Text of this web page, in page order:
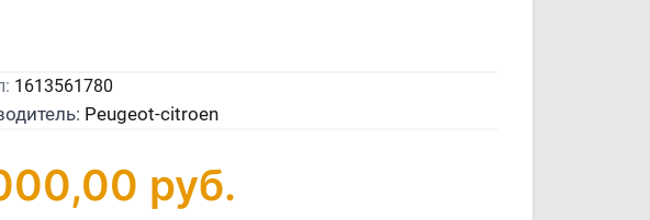
1613561780
Peugeot-citroen
руб.